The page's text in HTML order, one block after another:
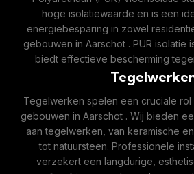
hoge isolatiewaarde en is een
energiebesparing in zowel
gebouwen in Aarschot . PUR isolatie
biedt effectieve bescherming
Tegelwerken spelen een cruciale
gebouwen in Aarschot . Wij bieden
aan tegelwerken, van keramische
tot natuursteen. Professionele
verzekert een langdurige,